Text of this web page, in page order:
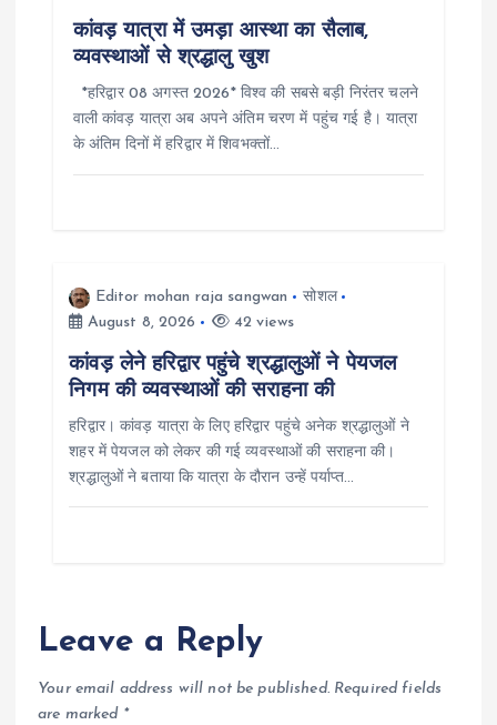
कांवड़ यात्रा में उमड़ा आस्था का सैलाब,
व्यवस्थाओं से श्रद्धालु खुश
*हरिद्वार 08 अगस्त 2026* विश्व की सबसे बड़ी निरंतर चलने
वाली कांवड़ यात्रा अब अपने अंतिम चरण में पहुंच गई है। यात्रा
के अंतिम दिनों में हरिद्वार में शिवभक्तों…
Editor mohan raja sangwan
सोशल
August 8, 2026
42 views
कांवड़ लेने हरिद्वार पहुंचे श्रद्धालुओं ने पेयजल
निगम की व्यवस्थाओं की सराहना की
हरिद्वार। कांवड़ यात्रा के लिए हरिद्वार पहुंचे अनेक श्रद्धालुओं ने
शहर में पेयजल को लेकर की गई व्यवस्थाओं की सराहना की।
श्रद्धालुओं ने बताया कि यात्रा के दौरान उन्हें पर्याप्त…
Leave a Reply
Your email address will not be published. Required fields
are marked *